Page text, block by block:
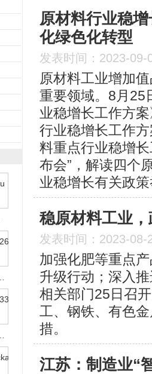
原材料行业稳
化绿色化转型
发表时间：2023-09-
原材料工业增加
重要领域。8月25
业稳增长工作方
行业稳增长工作
料重点行业稳增
布会”，解读四个
业稳增长有关政
稳原材料工业
发表时间：2023-08-
加强化肥等重点
升级行动；深入
相关部门25日召
工、钢铁、有色
措。
江苏：制造业“